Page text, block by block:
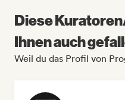
Diese
Ihnen auch
Weil du das Profil von